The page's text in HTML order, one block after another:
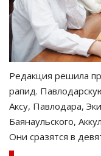
Редакция решила
рапид.
Аксу, Павлодара,
Баянаульского,
Они сразятся в